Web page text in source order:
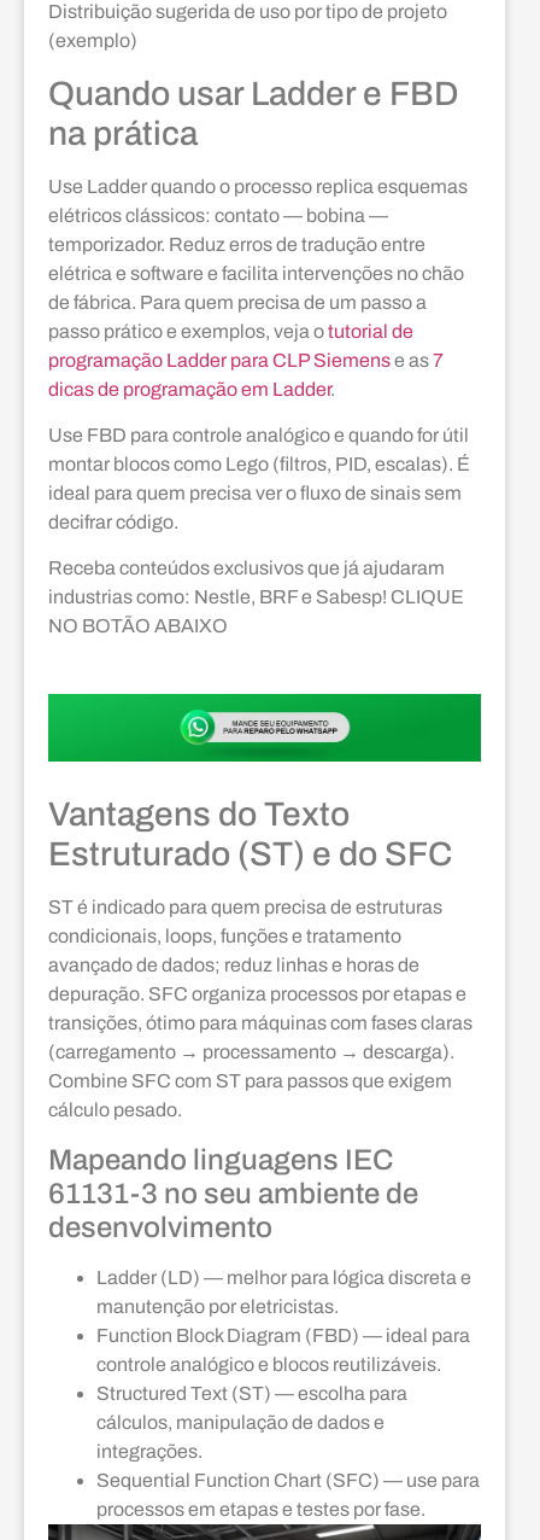
Distribuição sugerida de uso por tipo de projeto
(exemplo)
Quando usar Ladder e FBD
na prática
Use Ladder quando o processo replica esquemas
elétricos clássicos: contato — bobina —
temporizador. Reduz erros de tradução entre
elétrica e software e facilita intervenções no chão
de fábrica. Para quem precisa de um passo a
passo prático e exemplos, veja otutorial de
programação Ladder para CLP Siemense as7
dicas de programação em Ladder.
Use FBD para controle analógico e quando for útil
montar blocos como Lego (filtros, PID, escalas). É
ideal para quem precisa ver o fluxo de sinais sem
decifrar código.
Receba conteúdos exclusivos que já ajudaram
industrias como: Nestle, BRF e Sabesp! CLIQUE
NO BOTÃO ABAIXO
Vantagens do Texto
Estruturado (ST) e do SFC
ST é indicado para quem precisa de estruturas
condicionais, loops, funções e tratamento
avançado de dados; reduz linhas e horas de
depuração. SFC organiza processos por etapas e
transições, ótimo para máquinas com fases claras
(carregamento → processamento → descarga).
Combine SFC com ST para passos que exigem
cálculo pesado.
Mapeando linguagens IEC
61131-3 no seu ambiente de
desenvolvimento
Ladder (LD) — melhor para lógica discreta e
manutenção por eletricistas.
Function Block Diagram (FBD) — ideal para
controle analógico e blocos reutilizáveis.
Structured Text (ST) — escolha para
cálculos, manipulação de dados e
integrações.
Sequential Function Chart (SFC) — use para
processos em etapas e testes por fase.